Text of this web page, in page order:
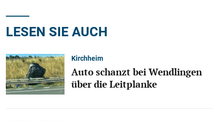
LESEN SIE AUCH
Kirchheim
Auto schanzt bei Wendlingen
über die Leitplanke